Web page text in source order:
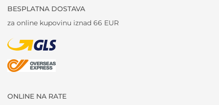
BESPLATNA DOSTAVA
za online kupovinu iznad 66 EUR
ONLINE NA RATE